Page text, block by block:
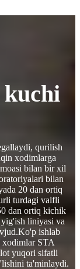
qurilish
xodimlarga
bilan bir xil
bilan
20 dan ortiq
turdagi valfli
dan ortiq kichik
liniyasi va
ishlab
xodimlar STA
yuqori sifatli
ta'minlaydi.